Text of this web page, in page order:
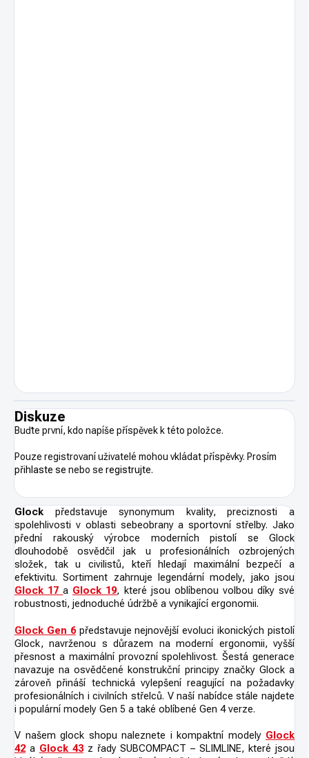
Diskuze
Buďte první, kdo napíše příspěvek k této položce.
Pouze registrovaní uživatelé mohou vkládat příspěvky. Prosím
přihlaste se nebo se registrujte.
Glock představuje synonymum kvality, preciznosti a
spolehlivosti v oblasti sebeobrany a sportovní střelby. Jako
přední rakouský výrobce moderních pistolí se Glock
dlouhodobě osvědčil jak u profesionálních ozbrojených
složek, tak u civilistů, kteří hledají maximální bezpečí a
efektivitu. Sortiment zahrnuje legendární modely, jako jsou
Glock 17 a Glock 19, které jsou oblíbenou volbou díky své
robustnosti, jednoduché údržbě a vynikající ergonomii.
Glock Gen 6představuje nejnovější evoluci ikonických pistolí
Glock, navrženou s důrazem na moderní ergonomii, vyšší
přesnost a maximální provozní spolehlivost. Šestá generace
navazuje na osvědčené konstrukční principy značky Glock a
zároveň přináší technická vylepšení reagující na požadavky
profesionálních i civilních střelců. V naší nabídce stále najdete
i populární modely Gen 5 a také oblíbené Gen 4 verze.
V našem glock shopu naleznete i kompaktní modely Glock
42a Glock 43z řady SUBCOMPACT – SLIMLINE, které jsou